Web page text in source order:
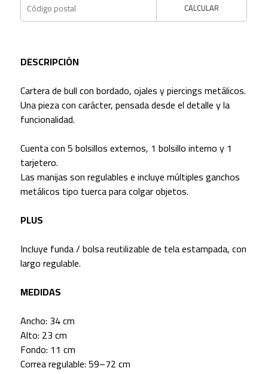
CALCULAR
DESCRIPCIÓN
Cartera de bull con bordado, ojales y piercings metálicos.
Una pieza con carácter, pensada desde el detalle y la
funcionalidad.
Cuenta con 5 bolsillos externos, 1 bolsillo interno y 1
tarjetero.
Las manijas son regulables e incluye múltiples ganchos
metálicos tipo tuerca para colgar objetos.
PLUS
Incluye funda / bolsa reutilizable de tela estampada, con
largo regulable.
MEDIDAS
Ancho: 34 cm
Alto: 23 cm
Fondo: 11 cm
Correa regulable: 59–72 cm